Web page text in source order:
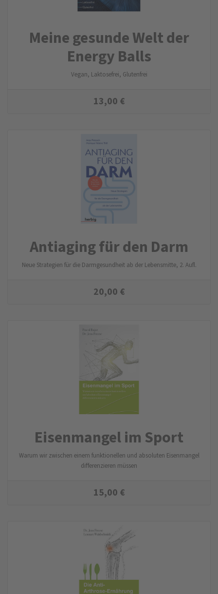
Meine gesunde Welt der
Energy Balls
Vegan, Laktosefrei, Glutenfrei
13,00 €
Antiaging für den Darm
Neue Strategien für die Darmgesundheit ab der Lebensmitte, 2. Aufl.
20,00 €
Eisenmangel im Sport
Warum wir zwischen einem funktionellen und absoluten Eisenmangel
differenzieren müssen
15,00 €